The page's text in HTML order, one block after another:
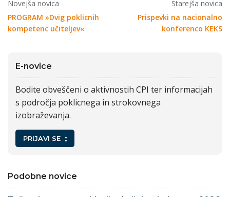
Novejša novica
PROGRAM »Dvig poklicnih
kompetenc učiteljev«
Starejša novica
Prispevki na nacionalno
konferenco KEKS
E-novice
Bodite obveščeni o aktivnostih CPI ter informacijah
s področja poklicnega in strokovnega
izobraževanja.
PRIJAVI SE
Podobne novice